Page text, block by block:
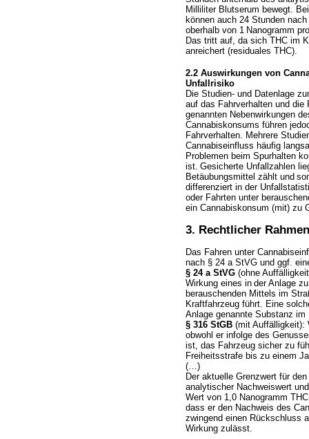
Milliliter Blutserum bewegt.
können auch 24 Stunden
oberhalb von 1 Nanogramm
Das tritt auf, da sich THC im
anreichert (residuales THC).
2.2 Auswirkungen von
Unfallrisiko
Die Studien- und Datenlage
auf das Fahrverhalten und
genannten Nebenwirkungen
Cannabiskonsums führen
Fahrverhalten. Mehrere
Cannabiseinfluss häufig
Problemen beim Spurhalten
ist. Gesicherte Unfallzahlen
Betäubungsmittel zählt und
differenziert in der
oder Fahrten unter
ein Cannabiskonsum (mit) zu
3. Rechtlicher
Das Fahren unter
nach § 24 a StVG und ggf.
§ 24 a StVG (ohne
Wirkung eines in der Anlage
berauschenden Mittels im
Kraftfahrzeug führt. Eine
Anlage genannte Substanz
§ 316 StGB (mit Auffälligkeit):
obwohl er infolge des
ist, das Fahrzeug sicher zu
Freiheitsstrafe bis zu einem
(…)
Der aktuelle Grenzwert für
analytischer Nachweiswert
Wert von 1,0 Nanogramm
dass er den Nachweis des
zwingend einen Rückschluss
Wirkung zulässt.